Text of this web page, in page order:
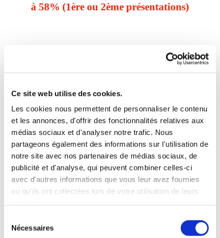
Ce site web utilise des cookies.
Les cookies nous permettent de personnaliser le contenu
et les annonces, d'offrir des fonctionnalités relatives aux
médias sociaux et d'analyser notre trafic. Nous
partageons également des informations sur l'utilisation de
notre site avec nos partenaires de médias sociaux, de
publicité et d'analyse, qui peuvent combiner celles-ci
avec d'autres informations que vous leur avez fournies
ou qu'ils ont collectées lors de votre utilisation de leurs
Nécessaires
à 58% (1ère ou 2ème présentations)
La conduite supervisée est faites pour ceux qui
Après formation initiale (20h minimum et un niveau
acceptable en conduite) faites par le moniteur.
- Un rdv est proposé aux accompagnateurs de l'élève
afin qu'il juge sur 2h00 le comportement de la personne
qu'il aura sous sa responsabilité.
- Après ce RDV , une attestation de formation est
accompagnateur pendant 1000 kms/h mini et quelques